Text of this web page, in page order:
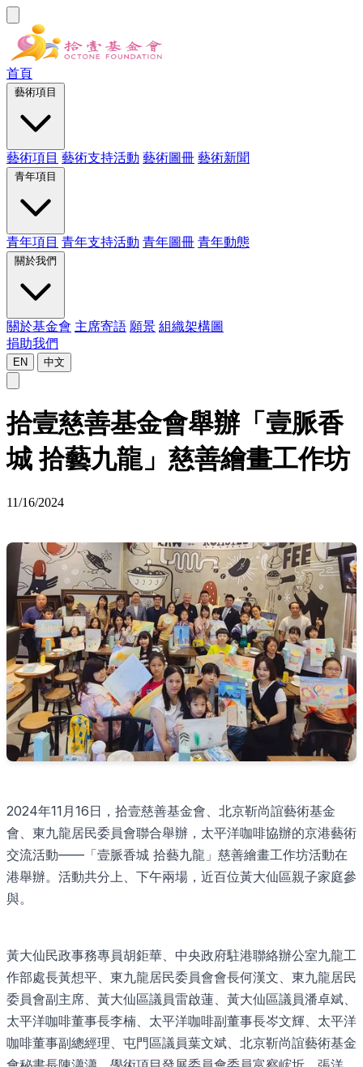
首頁
藝術項目 藝術支持活動 藝術圖冊 藝術新聞
青年項目 青年支持活動 青年圖冊 青年動態
關於基金會 主席寄語 願景 組織架構圖
捐助我們
EN 中文
拾壹慈善基金會舉辦「壹脈香
城 拾藝九龍」慈善繪畫工作坊
11/16/2024
2024年11月16日，拾壹慈善基金會、北京靳尚誼藝術基金
會、東九龍居民委員會聯合舉辦，太平洋咖啡協辦的京港藝術
交流活動——「壹脈香城 拾藝九龍」慈善繪畫工作坊活動在
港舉辦。活動共分上、下午兩場，近百位黃大仙區親子家庭參
與。
黃大仙民政事務專員胡鉅華、中央政府駐港聯絡辦公室九龍工
作部處長黃想平、東九龍居民委員會會長何漢文、東九龍居民
委員會副主席、黃大仙區議員雷啟蓮、黃大仙區議員潘卓斌、
太平洋咖啡董事長李楠、太平洋咖啡副董事長岑文輝、太平洋
咖啡董事副總經理、屯門區議員葉文斌、北京靳尚誼藝術基金